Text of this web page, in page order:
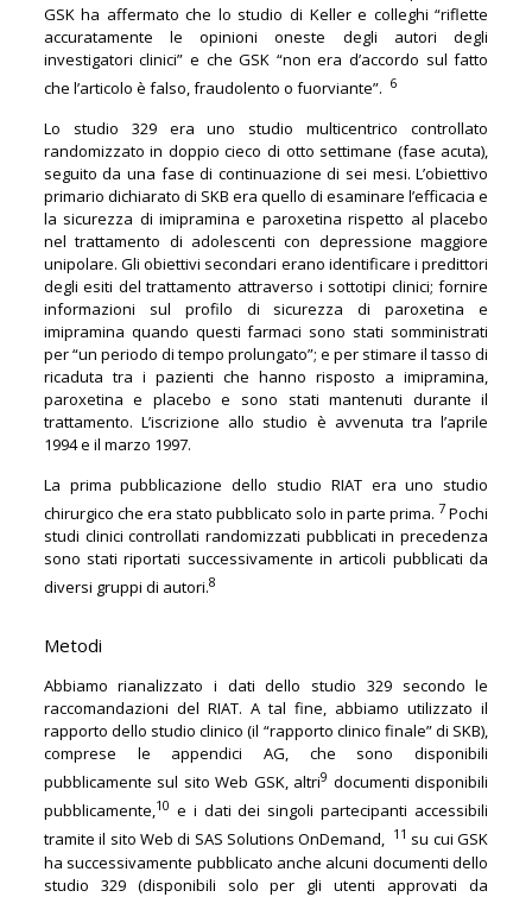
GSK ha affermato che lo studio di Keller e colleghi “riflette
accuratamente le opinioni oneste degli autori degli
investigatori clinici” e che GSK “non era d’accordo sul fatto
che l’articolo è falso, fraudolento o fuorviante”. 6
Lo studio 329 era uno studio multicentrico controllato
randomizzato in doppio cieco di otto settimane (fase acuta),
seguito da una fase di continuazione di sei mesi. L’obiettivo
primario dichiarato di SKB era quello di esaminare l’efficacia e
la sicurezza di imipramina e paroxetina rispetto al placebo
nel trattamento di adolescenti con depressione maggiore
unipolare. Gli obiettivi secondari erano identificare i predittori
degli esiti del trattamento attraverso i sottotipi clinici; fornire
informazioni sul profilo di sicurezza di paroxetina e
imipramina quando questi farmaci sono stati somministrati
per “un periodo di tempo prolungato”; e per stimare il tasso di
ricaduta tra i pazienti che hanno risposto a imipramina,
paroxetina e placebo e sono stati mantenuti durante il
trattamento. L’iscrizione allo studio è avvenuta tra l’aprile
1994 e il marzo 1997.
La prima pubblicazione dello studio RIAT era uno studio
chirurgico che era stato pubblicato solo in parte prima. 7 Pochi
studi clinici controllati randomizzati pubblicati in precedenza
sono stati riportati successivamente in articoli pubblicati da
diversi gruppi di autori.8
Metodi
Abbiamo rianalizzato i dati dello studio 329 secondo le
raccomandazioni del RIAT. A tal fine, abbiamo utilizzato il
rapporto dello studio clinico (il “rapporto clinico finale” di SKB),
comprese le appendici AG, che sono disponibili
pubblicamente sul sito Web GSK, altri9 documenti disponibili
pubblicamente,10 e i dati dei singoli partecipanti accessibili
tramite il sito Web di SAS Solutions OnDemand, 11 su cui GSK
ha successivamente pubblicato anche alcuni documenti dello
studio 329 (disponibili solo per gli utenti approvati da